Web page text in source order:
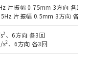
片振幅 0.75mm 3方向 各1h
片振幅 0.5mm 3方向 各
2 、6方向 各3回
s2 、6方向 各3回
照会結果は、
での社内デー
のであり、閲
在庫および標
あることをご
リ臭化ビフェニル
：
、 Cd(カドミウ
ポリ臭化ビフェ
定める商品
いう）を輸出
場合は、日本
役務取引許
な手続きを